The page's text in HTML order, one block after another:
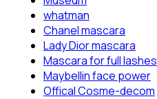
whatman
Chanel mascara
Lady Dior mascara
Mascara for full lashes
Maybellin face power
Offical Cosme-decom